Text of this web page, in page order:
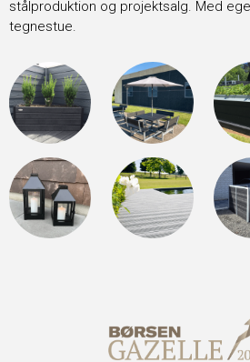
stålproduktion og projektsalg. Med
tegnestue.